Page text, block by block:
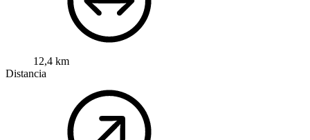
12,4 km
Distancia